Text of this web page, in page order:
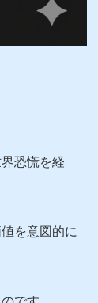
恐慌を経
を意図的に